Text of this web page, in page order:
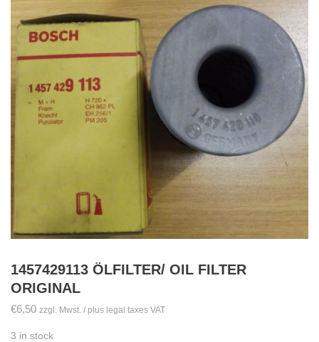
1457429113 ÖLFILTER/ OIL FILTER
ORIGINAL
€6,50 zzgl. Mwst. / plus legal taxes VAT
3 in stock